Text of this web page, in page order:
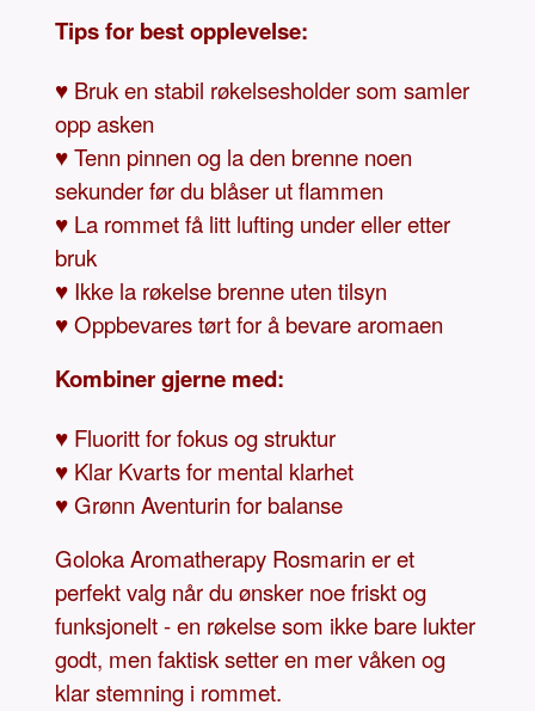
Tips for best opplevelse:
♥ Bruk en stabil røkelsesholder som samler
opp asken
♥ Tenn pinnen og la den brenne noen
sekunder før du blåser ut flammen
♥ La rommet få litt lufting under eller etter
bruk
♥ Ikke la røkelse brenne uten tilsyn
♥ Oppbevares tørt for å bevare aromaen
Kombiner gjerne med:
♥ Fluoritt for fokus og struktur
♥ Klar Kvarts for mental klarhet
♥ Grønn Aventurin for balanse
Goloka Aromatherapy Rosmarin er et
perfekt valg når du ønsker noe friskt og
funksjonelt - en røkelse som ikke bare lukter
godt, men faktisk setter en mer våken og
klar stemning i rommet.